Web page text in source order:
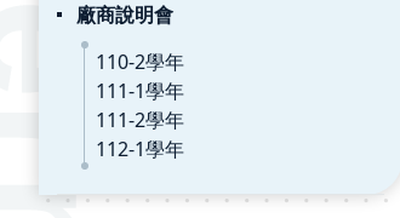
廠商說明會
110-2學年
111-1學年
111-2學年
112-1學年